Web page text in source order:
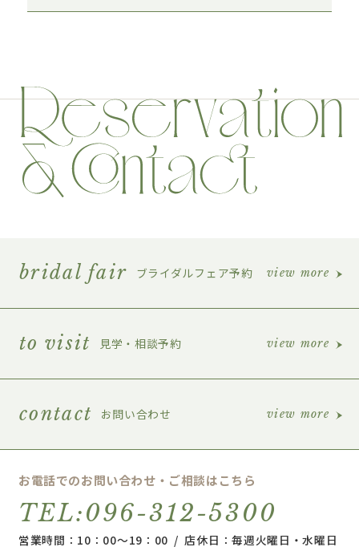
bridal fair ブライダルフェア予約 view more
to visit 見学・相談予約 view more
contact お問い合わせ view more
お電話でのお問い合わせ・ご相談はこちら
TEL:096-312-5300
営業時間：10：00～19：00 / 店休日：毎週火曜日・水曜日